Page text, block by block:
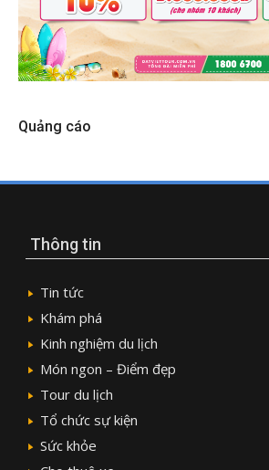
Quảng cáo
Thông tin
Tin tức
Khám phá
Kinh nghiệm du lịch
Món ngon – Điểm đẹp
Tour du lịch
Tổ chức sự kiện
Sức khỏe